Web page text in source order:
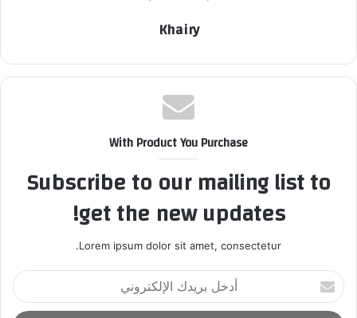
Khairy
With Product You Purchase
Subscribe to our mailing list to
get the new updates!
Lorem ipsum dolor sit amet, consectetur.
أ
د
خ